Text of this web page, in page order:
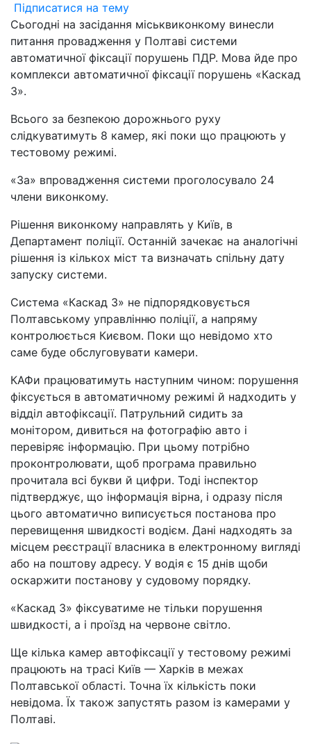
Підписатися на тему
Сьогодні на засідання міськвиконкому винесли
питання провадження у Полтаві системи
автоматичної фіксації порушень ПДР. Мова йде про
комплекси автоматичної фіксації порушень «Каскад
3».
Всього за безпекою дорожнього руху
слідкуватимуть 8 камер, які поки що працюють у
тестовому режимі.
«За» впровадження системи проголосувало 24
члени виконкому.
Рішення виконкому направлять у Київ, в
Департамент поліції. Останній зачекає на аналогічні
рішення із кількох міст та визначать спільну дату
запуску системи.
Система «Каскад 3» не підпорядковується
Полтавському управлінню поліції, а напряму
контролюється Києвом. Поки що невідомо хто
саме буде обслуговувати камери.
КАФи працюватимуть наступним чином: порушення
фіксується в автоматичному режимі й надходить у
відділ автофіксації. Патрульний сидить за
монітором, дивиться на фотографію авто і
перевіряє інформацію. При цьому потрібно
проконтролювати, щоб програма правильно
прочитала всі букви й цифри. Тоді інспектор
підтверджує, що інформація вірна, і одразу після
цього автоматично виписується постанова про
перевищення швидкості водієм. Дані надходять за
місцем реєстрації власника в електронному вигляді
або на поштову адресу. У водія є 15 днів щоби
оскаржити постанову у судовому порядку.
«Каскад 3» фіксуватиме не тільки порушення
швидкості, а і проїзд на червоне світло.
Ще кілька камер автофіксації у тестовому режимі
працюють на трасі Київ — Харків в межах
Полтавської області. Точна їх кількість поки
невідома. Їх також запустять разом із камерами у
Полтаві.